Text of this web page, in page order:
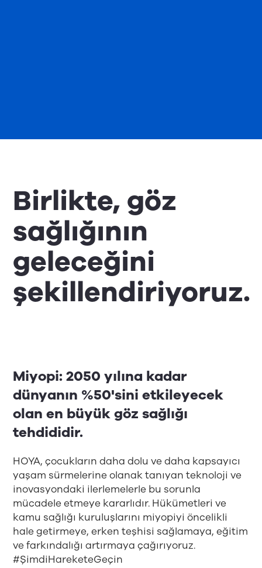
Birlikte, göz
sağlığının
geleceğini
şekillendiriyoruz.
Miyopi: 2050 yılına kadar
dünyanın %50'sini etkileyecek
olan en büyük göz sağlığı
tehdididir.
HOYA, çocukların daha dolu ve daha kapsayıcı
yaşam sürmelerine olanak tanıyan teknoloji ve
inovasyondaki ilerlemelerle bu sorunla
mücadele etmeye kararlıdır. Hükümetleri ve
kamu sağlığı kuruluşlarını miyopiyi öncelikli
hale getirmeye, erken teşhisi sağlamaya, eğitim
ve farkındalığı artırmaya çağırıyoruz.
#ŞimdiHareketeGeçin